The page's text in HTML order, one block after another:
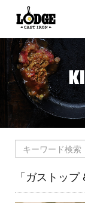
「ガストップ